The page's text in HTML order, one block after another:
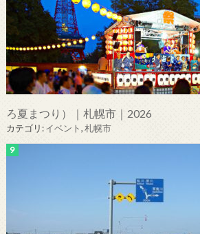
ろ夏まつり）｜札幌市｜2026
カテゴリ:イベント,札幌市